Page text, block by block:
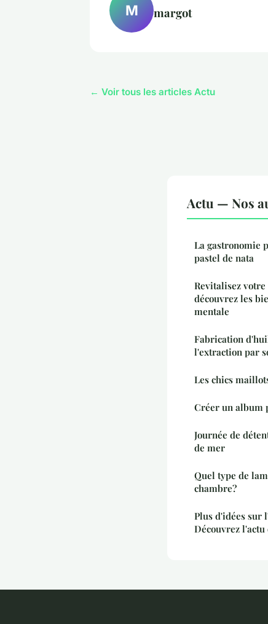
M margot
← Voir tous les articles Actu
Actu — Nos
La gastronomie
pastel de nata
Revitalisez
découvrez les
mentale
Fabrication
l'extraction par
Les chics
Créer un album
Journée de
de mer
Quel type de
chambre?
Plus d'idées sur
Découvrez l'actu